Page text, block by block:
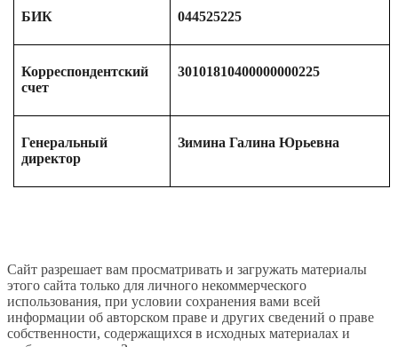
БИК 044525225
Корреспондентский
счет
30101810400000000225
Генеральный
директор
Зимина Галина Юрьевна
Сайт разрешает вам просматривать и загружать материалы
этого сайта только для личного некоммерческого
использования, при условии сохранения вами всей
информации об авторском праве и других сведений о праве
собственности, содержащихся в исходных материалах и